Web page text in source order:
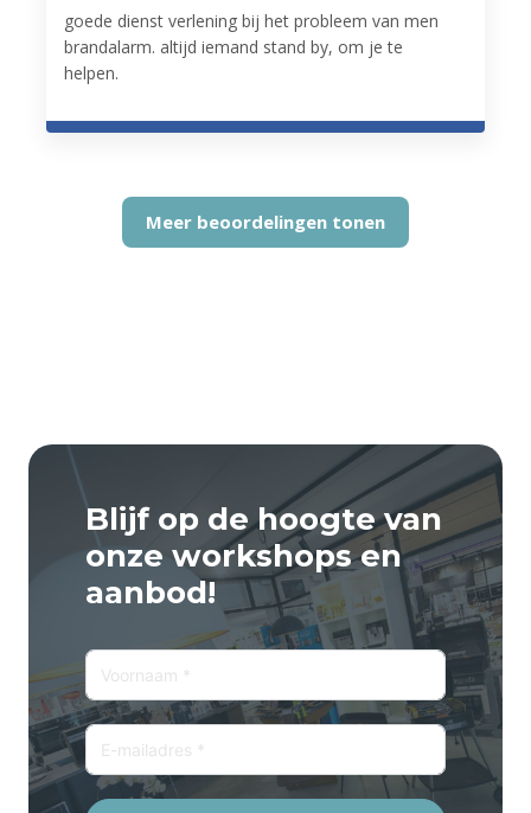
goede dienst verlening bij het probleem van men
brandalarm. altijd iemand stand by, om je te
helpen.
Meer beoordelingen tonen
Blijf op de hoogte van
onze workshops en
aanbod!